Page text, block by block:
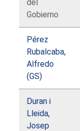
del
Gobierno
Pérez
Rubalcaba,
Alfredo
(GS)
Duran i
Lleida,
Josep